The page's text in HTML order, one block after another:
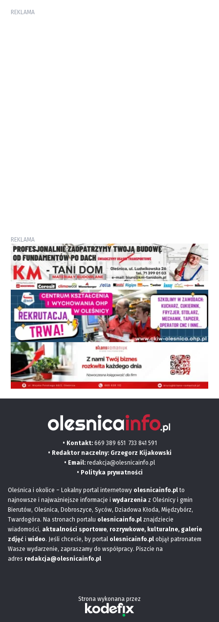
REKLAMA
REKLAMA
• Kontakt: 669 389 651 733 841 591
• Redaktor naczelny: Grzegorz Kijakowski
• Email: redakcja@olesnicainfo.pl
• Polityka prywatności
Oleśnica i okolice – Lokalny portal internetowy olesnicainfo.plto
najnowsze i najważniejsze informacje i wydarzenia z Oleśnicy i gmin
Bierutów, Oleśnica, Dobroszyce, Syców, Dziadowa Kłoda, Międzybórz,
Twardogóra. Na stronach portalu olesnicainfo.pl znajdziecie
wiadomości, aktualności sportowe, rozrywkowe, kulturalne, galerie
zdjęć i wideo. Jeśli chcecie, by portal olesnicainfo.pl objął patronatem
Wasze wydarzenie, zapraszamy do współpracy. Piszcie na
adres redakcja@olesnicainfo.pl
Strona wykonana przez